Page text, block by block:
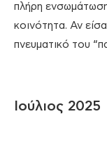
πλήρη
κοινότητα. Αν
πνευματικό του
Ιούλιος 2025